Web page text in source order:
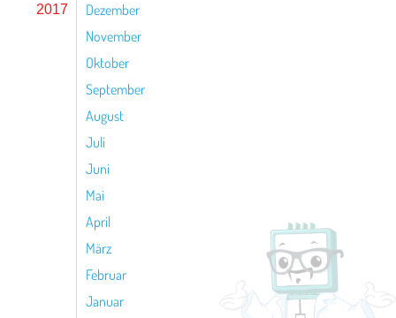
2017
Dezember
November
Oktober
September
August
Juli
Juni
Mai
April
März
Februar
Januar